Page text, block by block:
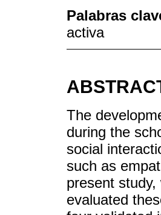
Palabras
activa
The
during the
social
such as
present
evaluated